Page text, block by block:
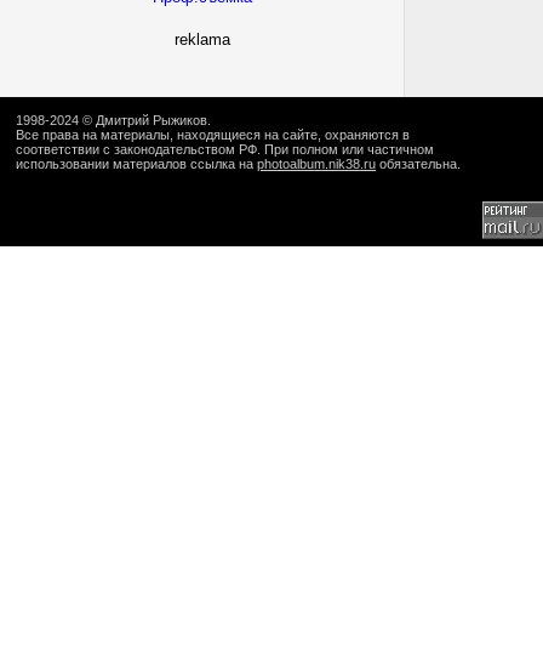
reklama
1998-2024 © Дмитрий Рыжиков
Все права на материалы, находящиеся на сайте, охраняются в
соответствии с законодательством РФ. При полном или частичном
использовании материалов ссылка на photoalbum.nik38.ru обязательна.